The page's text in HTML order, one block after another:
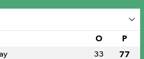
O P
33 77